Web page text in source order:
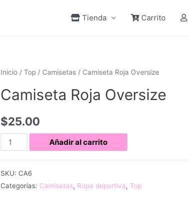
Tienda Carrito
Inicio / Top / Camisetas / Camiseta Roja Oversize
Camiseta Roja Oversize
$25.00
Camiseta
Roja
Añadir al carrito
SKU: CA6
Categorías: Camisetas, Ropa deportiva, Top